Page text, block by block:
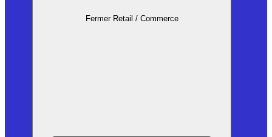
Fermer Retail / Commerce